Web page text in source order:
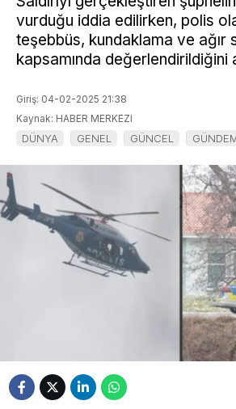
vurduğu iddia edilirken, polis
teşebbüs, kundaklama ve ağır
kapsamında değerlendirildiğini
Giriş: 04-02-2025 21:38
Kaynak: HABER MERKEZI
DÜNYA GENEL GÜNCEL